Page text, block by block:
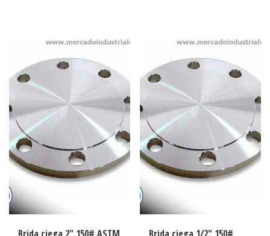
Brida ciega 2″ 150# ASTM
Brida ciega 1/2″ 150#